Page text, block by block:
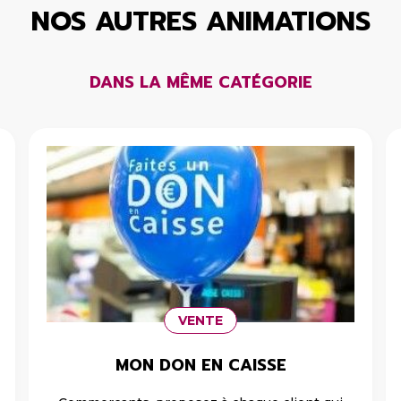
NOS AUTRES ANIMATIONS
DANS LA MÊME CATÉGORIE
VENTE
MON DON EN CAISSE